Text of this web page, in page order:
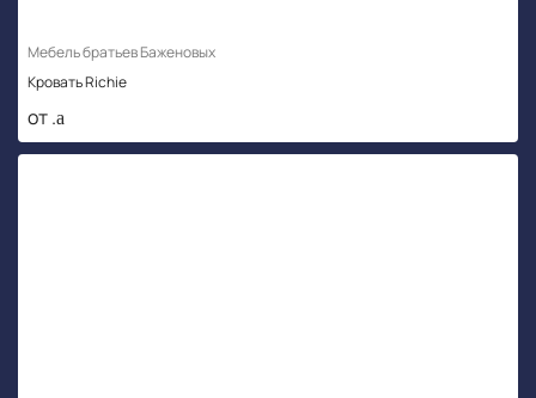
Мебель братьев Баженовых
Кровать Richie
от .